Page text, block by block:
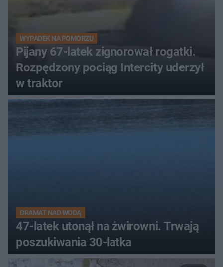
WYPADEK NA POMORZU
Pijany 67-latek zignorował rogatki.
Rozpędzony pociąg Intercity uderzył
w traktor
DRAMAT NAD WODĄ
47-latek utonął na żwirowni. Trwają
poszukiwania 30-latka